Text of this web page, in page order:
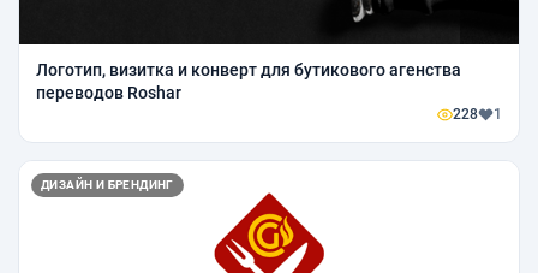
Логотип, визитка и конверт для бутикового агенства
переводов Roshar
228 1
ДИЗАЙН И БРЕНДИНГ